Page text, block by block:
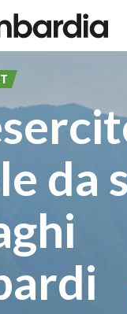
da